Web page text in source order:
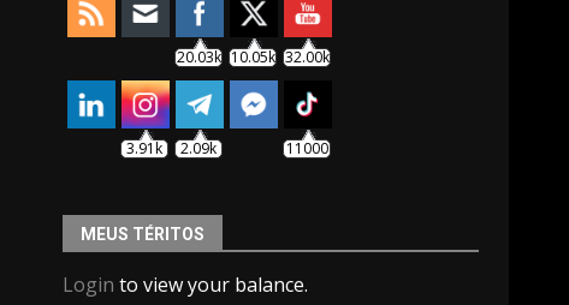
20.03k 10.05k 32.00k
3.91k 2.09k 11000
MEUS TÉRITOS
Login to view your balance.